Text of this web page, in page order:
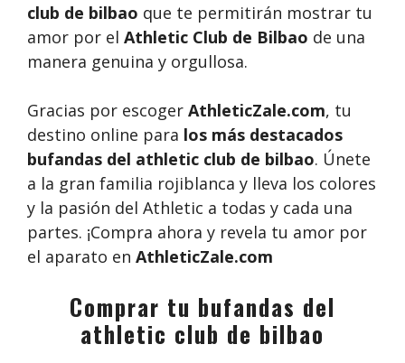
club de bilbao que te permitirán mostrar tu
amor por el Athletic Club de Bilbao de una
manera genuina y orgullosa.
Gracias por escoger AthleticZale.com, tu
destino online para los más destacados
bufandas del athletic club de bilbao. Únete
a la gran familia rojiblanca y lleva los colores
y la pasión del Athletic a todas y cada una
partes. ¡Compra ahora y revela tu amor por
el aparato en AthleticZale.com
Comprar tu bufandas del
athletic club de bilbao